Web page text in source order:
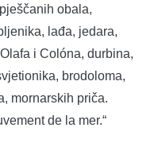
obala,
lađa, jedara,
i Colóna, durbina,
brodoloma,
mornarskih priča.
de la mer.“